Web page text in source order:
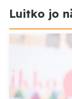
Luitko jo